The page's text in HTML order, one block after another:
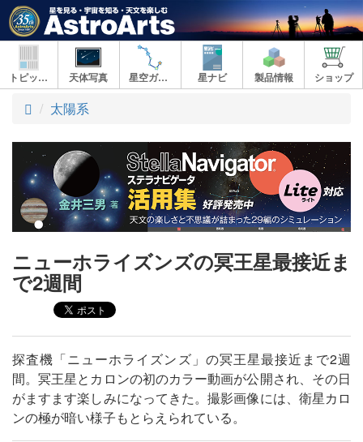
トピックス 天体写真 星空ガイド 星ナビ 製品情報 ショップ
ト
プ
太陽系
ニューホライズンズの冥王星最接近ま
で2週間
探査機「ニューホライズンズ」の冥王星最接近まで2週
間。冥王星とカロンの初のカラー動画が公開され、その日
がますます楽しみになってきた。撮影画像には、衛星カロ
ンの極が暗い様子もとらえられている。